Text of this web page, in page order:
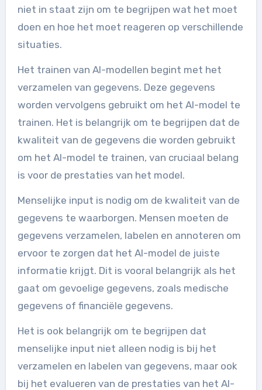
niet in staat zijn om te begrijpen wat het moet
doen en hoe het moet reageren op verschillende
situaties.
Het trainen van AI-modellen begint met het
verzamelen van gegevens. Deze gegevens
worden vervolgens gebruikt om het AI-model te
trainen. Het is belangrijk om te begrijpen dat de
kwaliteit van de gegevens die worden gebruikt
om het AI-model te trainen, van cruciaal belang
is voor de prestaties van het model.
Menselijke input is nodig om de kwaliteit van de
gegevens te waarborgen. Mensen moeten de
gegevens verzamelen, labelen en annoteren om
ervoor te zorgen dat het AI-model de juiste
informatie krijgt. Dit is vooral belangrijk als het
gaat om gevoelige gegevens, zoals medische
gegevens of financiële gegevens.
Het is ook belangrijk om te begrijpen dat
menselijke input niet alleen nodig is bij het
verzamelen en labelen van gegevens, maar ook
bij het evalueren van de prestaties van het AI-